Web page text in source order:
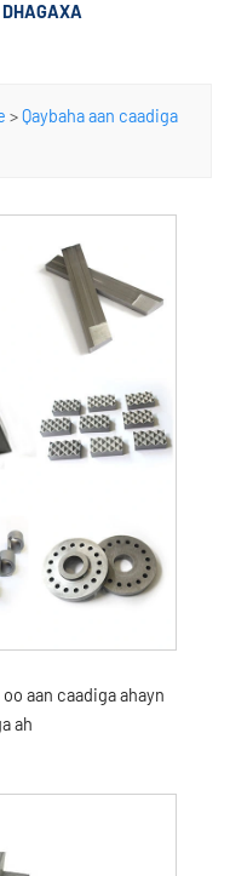
>Qaybaha aan caadiga
aan caadiga ahayn
ah